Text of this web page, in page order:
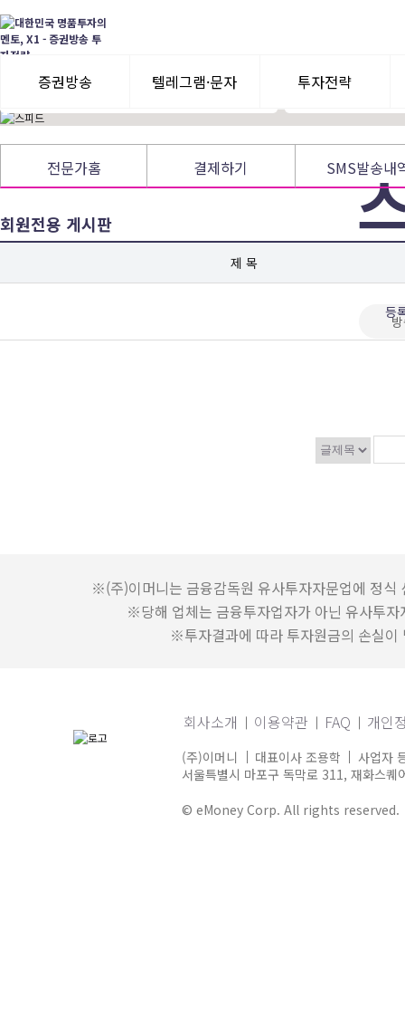
증권방송
수익률뽐내기
이용후기
텔레그램·문자
3일 무료체험
이용후기
투자전략
前) X사 라이브방송 전문가
주식 투자경력 20년
전문가홈 결제하기 SMS발송내
회원전용 게시판
제 목
등
※(주)이머니는 금융감독원 유사투자자문업에 정식
※당해 업체는 금융투자업자가 아닌 유사투
※투자결과에 따라 투자원금의 손실이
회사소개 이용약관 FAQ 개인
(주)이머니 대표이사 조용학
사업자
서울특별시 마포구 독막로 311, 재화스
© eMoney Corp. All rights reserved.